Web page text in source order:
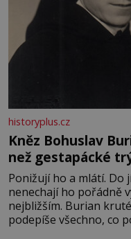
historyplus.cz
Kněz Bohuslav
než gestapácké
Ponižují ho a mlátí. Do
nenechají ho pořádně
nejbližším. Burian
podepíše všechno, co